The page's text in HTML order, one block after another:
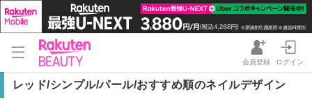
会員登録 ログイン
レッド/シンプル/パール/おすすめ順のネイルデザイン